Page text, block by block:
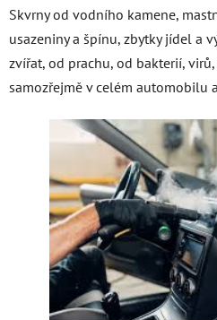
Skvrny od vodního kamene,
usazeniny a špínu, zbytky jídel a
zvířat, od prachu, od bakterií,
samozřejmě v celém automobilu